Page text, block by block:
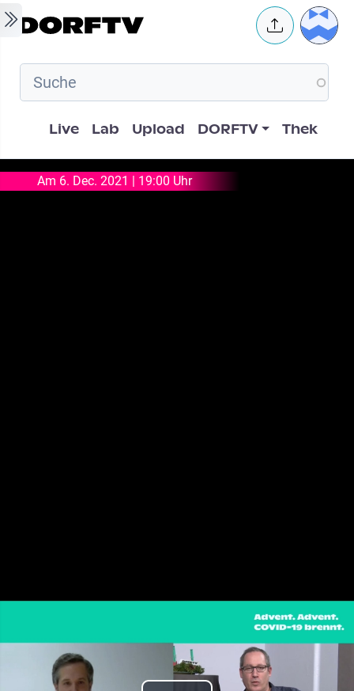
Skip to main content User
Hauptnavigation
Live Lab Upload DORFTV Thek
Am 6. Dec. 2021 | 19:00 Uhr